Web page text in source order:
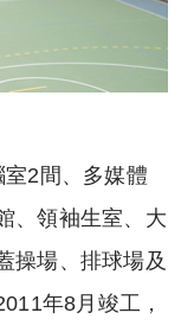
2間、多媒體
、領袖生室、大
操場、排球場及
年8月竣工，